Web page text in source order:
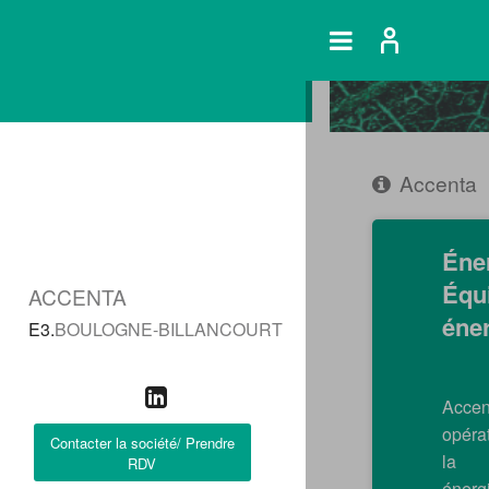
ACCENTA
E3.BOULOGNE-BILLANCOURT
Contacter la société/ Prendre
RDV
Accenta
la